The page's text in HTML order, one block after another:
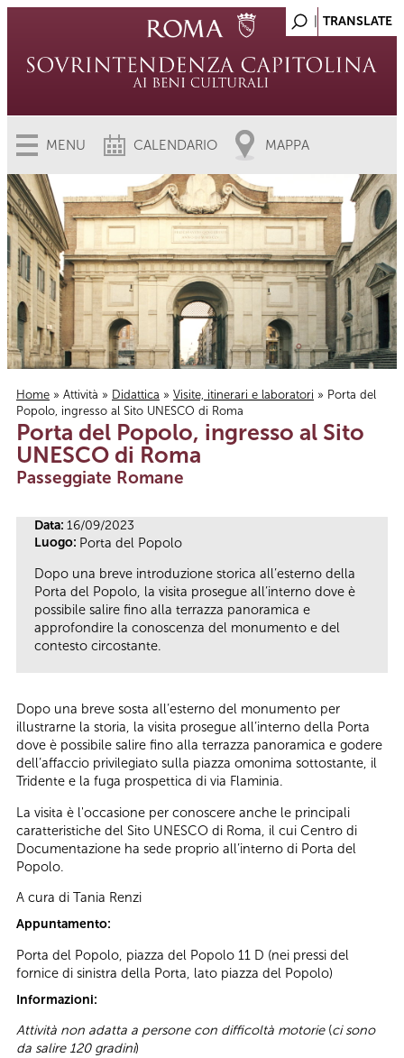
MENU CALENDARIO MAPPA
Tu sei qui
Home » Attività » Didattica » Visite, itinerari e laboratori » Porta del
Popolo, ingresso al Sito UNESCO di Roma
Porta del Popolo, ingresso al Sito
UNESCO di Roma
Passeggiate Romane
Data: 16/09/2023
Luogo: Porta del Popolo
Dopo una breve introduzione storica all’esterno della
Porta del Popolo, la visita prosegue all’interno dove è
possibile salire fino alla terrazza panoramica e
approfondire la conoscenza del monumento e del
contesto circostante.
Dopo una breve sosta all’esterno del monumento per
illustrarne la storia, la visita prosegue all’interno della Porta
dove è possibile salire fino alla terrazza panoramica e godere
dell’affaccio privilegiato sulla piazza omonima sottostante, il
Tridente e la fuga prospettica di via Flaminia.
La visita è l'occasione per conoscere anche le principali
caratteristiche del Sito UNESCO di Roma, il cui Centro di
Documentazione ha sede proprio all’interno di Porta del
Popolo.
A cura di Tania Renzi
Appuntamento:
Porta del Popolo, piazza del Popolo 11 D (nei pressi del
fornice di sinistra della Porta, lato piazza del Popolo)
Informazioni:
Attività non adatta a persone con difficoltà motorie(ci sono
da salire 120 gradini)